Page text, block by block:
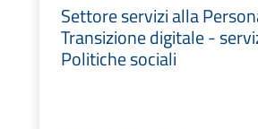
Settore servizi alla
Transizione digitale -
Politiche sociali